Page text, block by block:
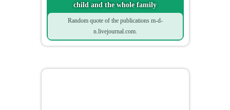
child and the whole family
Random quote of the publications m-d-
n.livejournal.com.